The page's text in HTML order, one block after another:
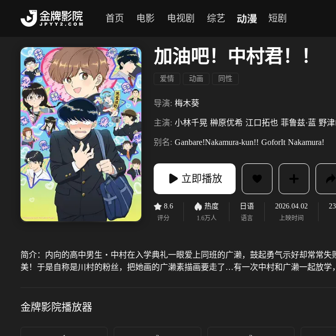
首页 电影 电视剧 综艺 动漫 短剧
加油吧！中村君！！
爱情 动画 同性
导演: 梅木葵
主演: 小林千晃 榊原优希 江口拓也 菲鲁兹·蓝 野
别名: Ganbare!Nakamura-kun!! GoforIt Nakamura!
立即播放
8.6
评分
热度
1.6万人
日语
语言
2026.04.02
上映时间
简介： 内向的高中男生‧中村在入学典礼一眼爱上同班的广濑，鼓起勇气示好却常常
美！于是自称是川村的粉丝，把她画的广濑素描画要走了…有一次中村和广濑一起放
金牌影院播放器